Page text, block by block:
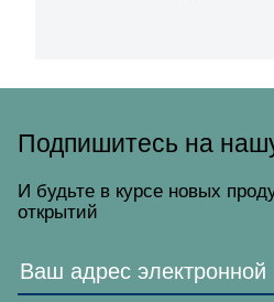
Подпишитесь на
И будьте в курсе новых
открытий